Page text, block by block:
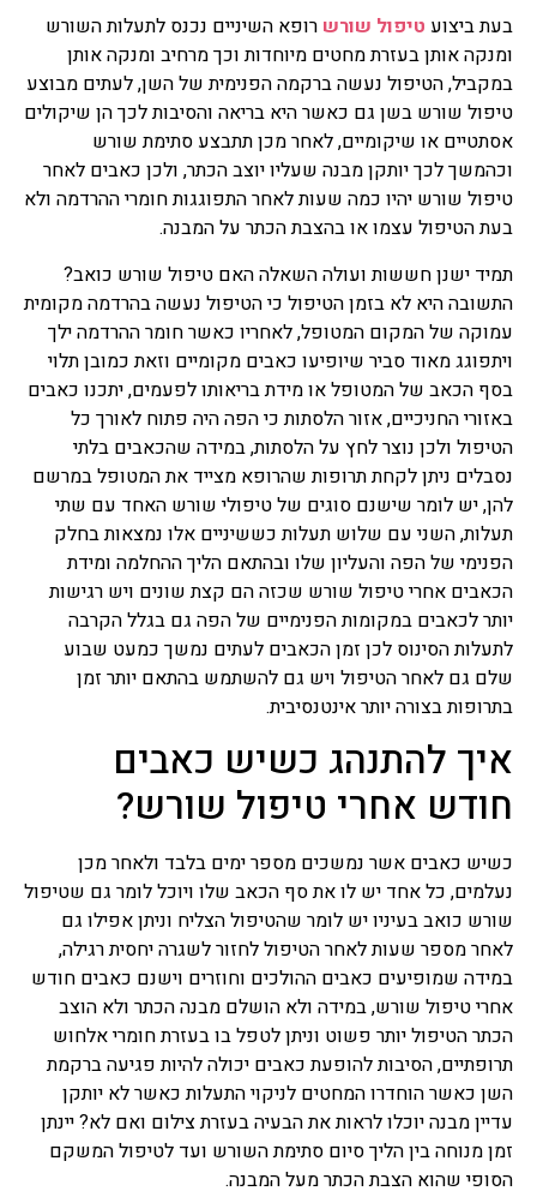
בעת ביצוע טיפול שורש רופא השיניים נכנס לתעלות השורש
ומנקה אותן בעזרת מחטים מיוחדות וכך מרחיב ומנקה אותן
במקביל, הטיפול נעשה ברקמה הפנימית של השן, לעתים מבוצע
טיפול שורש בשן גם כאשר היא בריאה והסיבות לכך הן שיקולים
אסתטיים או שיקומיים, לאחר מכן תתבצע סתימת שורש
וכהמשך לכך יותקן מבנה שעליו יוצב הכתר, ולכן כאבים לאחר
טיפול שורש יהיו כמה שעות לאחר התפוגגות חומרי ההרדמה ולא
בעת הטיפול עצמו או בהצבת הכתר על המבנה.
תמיד ישנן חששות ועולה השאלה האם טיפול שורש כואב?
התשובה היא לא בזמן הטיפול כי הטיפול נעשה בהרדמה מקומית
עמוקה של המקום המטופל, לאחריו כאשר חומר ההרדמה ילך
ויתפוגג מאוד סביר שיופיעו כאבים מקומיים וזאת כמובן תלוי
בסף הכאב של המטופל או מידת בריאותו לפעמים, יתכנו כאבים
באזורי החניכיים, אזור הלסתות כי הפה היה פתוח לאורך כל
הטיפול ולכן נוצר לחץ על הלסתות, במידה שהכאבים בלתי
נסבלים ניתן לקחת תרופות שהרופא מצייד את המטופל במרשם
להן, יש לומר שישנם סוגים של טיפולי שורש האחד עם שתי
תעלות, השני עם שלוש תעלות כששיניים אלו נמצאות בחלק
הפנימי של הפה והעליון שלו ובהתאם הליך ההחלמה ומידת
הכאבים אחרי טיפול שורש שכזה הם קצת שונים ויש רגישות
יותר לכאבים במקומות הפנימיים של הפה גם בגלל הקרבה
לתעלות הסינוס לכן זמן הכאבים לעתים נמשך כמעט שבוע
שלם גם לאחר הטיפול ויש גם להשתמש בהתאם יותר זמן
בתרופות בצורה יותר אינטנסיבית.
איך להתנהג כשיש כאבים
חודש אחרי טיפול שורש?
כשיש כאבים אשר נמשכים מספר ימים בלבד ולאחר מכן
נעלמים, כל אחד יש לו את סף הכאב שלו ויוכל לומר גם שטיפול
שורש כואב בעיניו יש לומר שהטיפול הצליח וניתן אפילו גם
לאחר מספר שעות לאחר הטיפול לחזור לשגרה יחסית רגילה,
במידה שמופיעים כאבים ההולכים וחוזרים וישנם כאבים חודש
אחרי טיפול שורש, במידה ולא הושלם מבנה הכתר ולא הוצב
הכתר הטיפול יותר פשוט וניתן לטפל בו בעזרת חומרי אלחוש
תרופתיים, הסיבות להופעת כאבים יכולה להיות פגיעה ברקמת
השן כאשר הוחדרו המחטים לניקוי התעלות כאשר לא יותקן
עדיין מבנה יוכלו לראות את הבעיה בעזרת צילום ואם לא? יינתן
זמן מנוחה בין הליך סיום סתימת השורש ועד לטיפול המשקם
הסופי שהוא הצבת הכתר מעל המבנה.